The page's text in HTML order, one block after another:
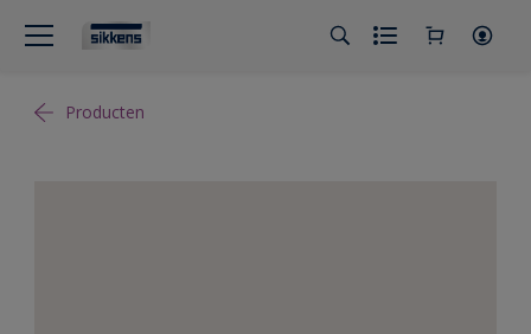
Producten